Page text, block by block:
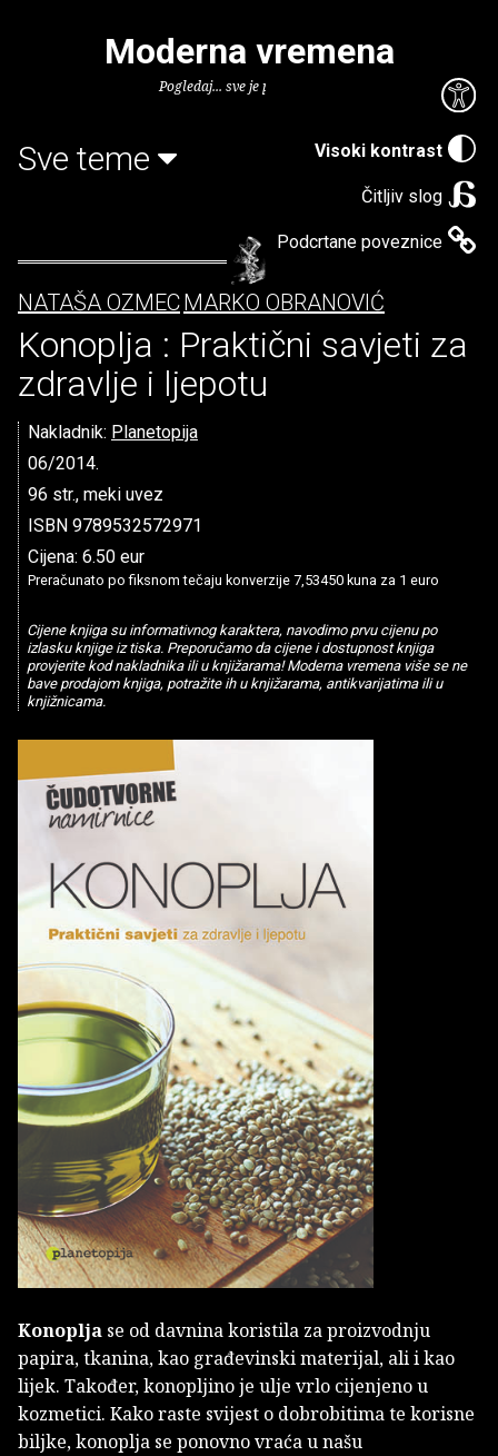
Visoki kontrast
Čitljiv slog
Podcrtane poveznice
Moderna vremena
Pogledaj... sve je puno knjiga.
Sve teme
NATAŠA OZMECMARKO OBRANOVIĆ
Konoplja : Praktični savjeti za
zdravlje i ljepotu
Nakladnik: Planetopija
06/2014.
96 str., meki uvez
ISBN 9789532572971
Cijena: 6.50 eur
Preračunato po fiksnom tečaju konverzije 7,53450 kuna za 1 euro
Cijene knjiga su informativnog karaktera, navodimo prvu cijenu po
izlasku knjige iz tiska. Preporučamo da cijene i dostupnost knjiga
provjerite kod nakladnika ili u knjižarama! Moderna vremena više se ne
bave prodajom knjiga, potražite ih u knjižarama, antikvarijatima ili u
knjižnicama.
Konoplja se od davnina koristila za proizvodnju
papira, tkanina, kao građevinski materijal, ali i kao
lijek. Također, konopljino je ulje vrlo cijenjeno u
kozmetici. Kako raste svijest o dobrobitima te korisne
biljke, konoplja se ponovno vraća u našu